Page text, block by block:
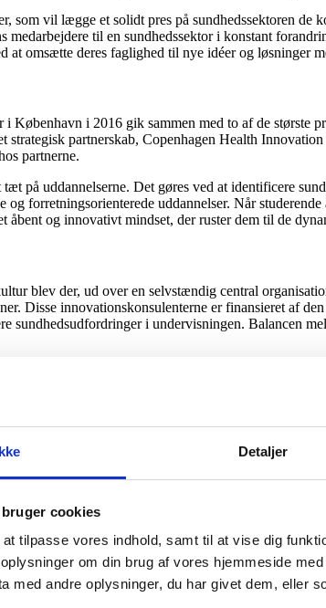
Detaljer
cookies
tilpasse vores indhold, samt til at vise dig
om din brug af vores hjemmeside
med andre oplysninger, du har givet dem, eller
vil lægge et solidt pres på sundhedssektoren
til en sundhedssektor i konstant
at omsætte deres faglighed til nye idéer og løsninger
i København i 2016 gik sammen med to af de
strategisk partnerskab, Copenhagen Health
partnerne.
på uddannelserne. Det gøres ved at identificere
forretningsorienterede uddannelser. Når
og innovativt mindset, der ruster dem til de
blev der, ud over en selvstændig central
Disse innovationskonsulenterne er finansieret af
sundhedsudfordringer i undervisningen. Balancen
at lykkes med projektet kræver det en god
med praksis,” siger Werner
udfordringer og tilpasse undervisningen, så
på til at arbejde med praksis.
det offentlige hospitalsvæsen.
som ansat i Region H, i forhold til
før end man kan etablere et succesfuldt
andre konsulenter, at de bringes i spil på relevante